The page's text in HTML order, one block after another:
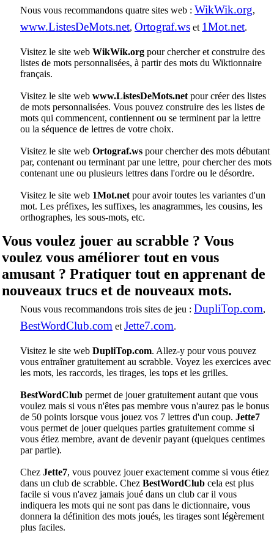
Nous vous recommandons quatre sites web : WikWik.org,
www.ListesDeMots.net, Ortograf.ws et 1Mot.net.
Visitez le site web WikWik.org pour chercher et construire des
listes de mots personnalisées, à partir des mots du Wiktionnaire
français.
Visitez le site web www.ListesDeMots.net pour créer des listes
de mots personnalisées. Vous pouvez construire des les listes de
mots qui commencent, contiennent ou se terminent par la lettre
ou la séquence de lettres de votre choix.
Visitez le site web Ortograf.ws pour chercher des mots débutant
par, contenant ou terminant par une lettre, pour chercher des mots
contenant une ou plusieurs lettres dans l'ordre ou le désordre.
Visitez le site web 1Mot.net pour avoir toutes les variantes d'un
mot. Les préfixes, les suffixes, les anagrammes, les cousins, les
orthographes, les sous-mots, etc.
Vous voulez jouer au scrabble ? Vous
voulez vous améliorer tout en vous
amusant ? Pratiquer tout en apprenant de
nouveaux trucs et de nouveaux mots.
Nous vous recommandons trois sites de jeu : DupliTop.com,
BestWordClub.com et Jette7.com.
Visitez le site web DupliTop.com. Allez-y pour vous pouvez
vous entraîner gratuitement au scrabble. Voyez les exercices avec
les mots, les raccords, les tirages, les tops et les grilles.
BestWordClub permet de jouer gratuitement autant que vous
voulez mais si vous n'êtes pas membre vous n'aurez pas le bonus
de 50 points lorsque vous jouez vos 7 lettres d'un coup. Jette7
vous permet de jouer quelques parties gratuitement comme si
vous étiez membre, avant de devenir payant (quelques centimes
par partie).
Chez Jette7, vous pouvez jouer exactement comme si vous étiez
dans un club de scrabble. Chez BestWordClub cela est plus
facile si vous n'avez jamais joué dans un club car il vous
indiquera les mots qui ne sont pas dans le dictionnaire, vous
donnera la définition des mots joués, les tirages sont légèrement
plus faciles.